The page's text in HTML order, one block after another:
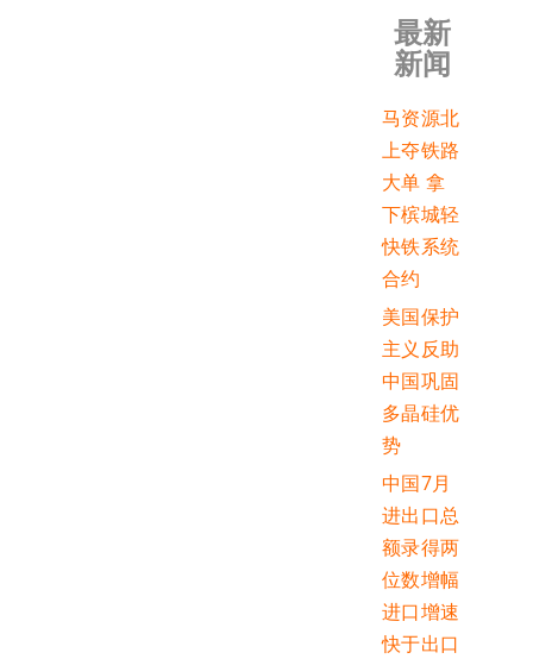
最新
新闻
马资源北
上夺铁路
大单 拿
下槟城轻
快铁系统
合约
美国保护
主义反助
中国巩固
多晶硅优
势
中国7月
进出口总
额录得两
位数增幅
进口增速
快于出口